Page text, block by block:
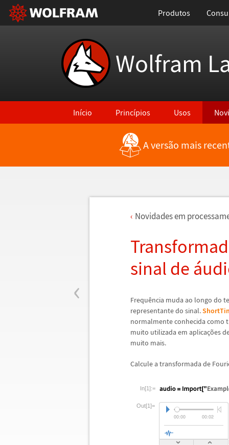
Produtos
Wolfram
Início Princípios Usos
A versão mais
‹
Novidades em
sinal de á
Frequência muda ao longo do
representante do sinal.
normalmente conhecida como
muito utilizada em aplicações
muito mais.
Calcule a transformada de
In[1]:=
Out[1]=